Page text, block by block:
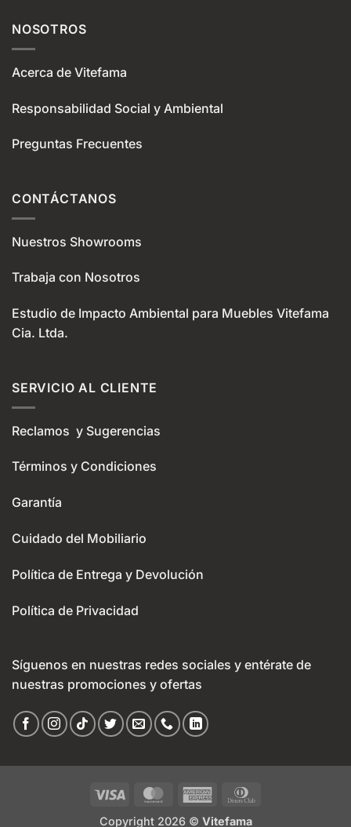
NOSOTROS
Acerca de Vitefama
Responsabilidad Social y Ambiental
Preguntas Frecuentes
CONTÁCTANOS
Nuestros Showrooms
Trabaja con Nosotros
Estudio de Impacto Ambiental para Muebles Vitefama
Cia. Ltda.
SERVICIO AL CLIENTE
Reclamos y Sugerencias
Términos y Condiciones
Garantía
Cuidado del Mobiliario
Política de Entrega y Devolución
Política de Privacidad
Síguenos en nuestras redes sociales y entérate de
nuestras promociones y ofertas
Visa MasterCardAmerican
Copyright 2026 © Vitefama